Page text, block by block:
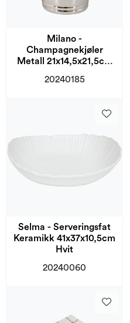
Milano -
Champagnekjøler
Metall 21x14,5x21,5cm
20240185
Selma - Serveringsfat
Keramikk 41x37x10,5cm
Hvit
20240060